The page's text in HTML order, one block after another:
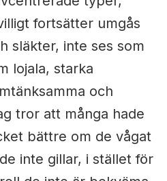
fortsätter umgås
släkter, inte ses som
lojala, starka
och
tror att många hade
bättre om de vågat
inte gillar, i stället för